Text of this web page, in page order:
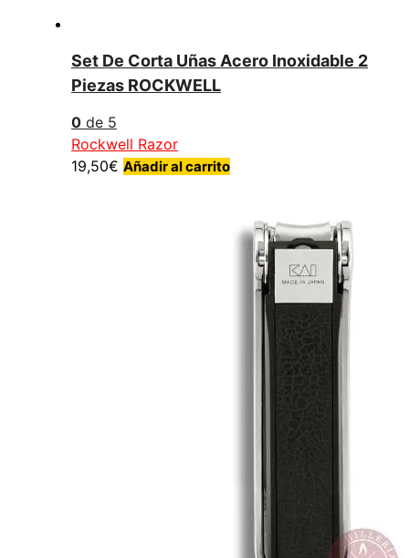
Set De Corta Uñas Acero Inoxidable 2
Piezas ROCKWELL
0 de 5
Rockwell Razor
19,50€ Añadir al carrito